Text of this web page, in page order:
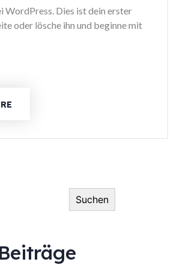
WordPress. Dies ist dein erster
oder lösche ihn und beginne mit
Suchen